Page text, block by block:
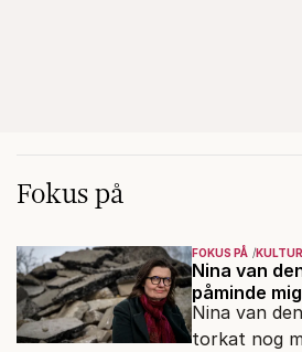
Fokus på
FOKUS PÅ KULTUR
Nina van
påminde
Nina van
torkat nog